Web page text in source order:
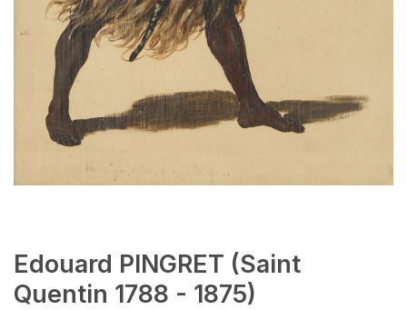
Edouard PINGRET (Saint
Quentin 1788 - 1875)